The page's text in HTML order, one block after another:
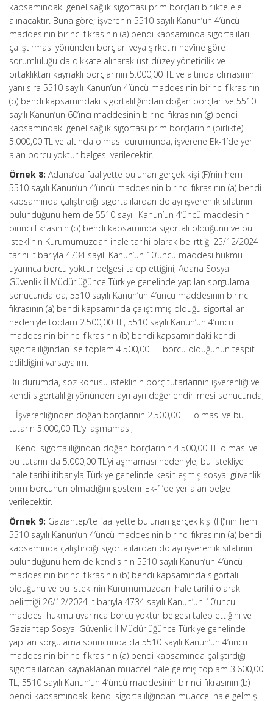
kapsamındaki genel sağlık sigortası prim borçları birlikte ele
alınacaktır. Buna göre; işverenin 5510 sayılı Kanun’un 4’üncü
maddesinin birinci fıkrasının (a) bendi kapsamında sigortalıları
çalıştırması yönünden borçları veya şirketin nev’ine göre
sorumluluğu da dikkate alınarak üst düzey yöneticilik ve
ortaklıktan kaynaklı borçlarının 5.000,00 TL ve altında olmasının
yanı sıra 5510 sayılı Kanun’un 4’üncü maddesinin birinci fıkrasının
(b) bendi kapsamındaki sigortalılığından doğan borçları ve 5510
sayılı Kanun’un 60’ıncı maddesinin birinci fıkrasının (g) bendi
kapsamındaki genel sağlık sigortası prim borçlarının (birlikte)
5.000,00 TL ve altında olması durumunda, işverene Ek-1’de yer
alan borcu yoktur belgesi verilecektir.
Örnek 8: Adana’da faaliyette bulunan gerçek kişi (F)’nin hem
5510 sayılı Kanun’un 4’üncü maddesinin birinci fıkrasının (a) bendi
kapsamında çalıştırdığı sigortalılardan dolayı işverenlik sıfatının
bulunduğunu hem de 5510 sayılı Kanun’un 4’üncü maddesinin
birinci fıkrasının (b) bendi kapsamında sigortalı olduğunu ve bu
isteklinin Kurumumuzdan ihale tarihi olarak belirttiği 25/12/2024
tarihi itibarıyla 4734 sayılı Kanun’un 10’uncu maddesi hükmü
uyarınca borcu yoktur belgesi talep ettiğini, Adana Sosyal
Güvenlik İl Müdürlüğünce Türkiye genelinde yapılan sorgulama
sonucunda da, 5510 sayılı Kanun’un 4’üncü maddesinin birinci
fıkrasının (a) bendi kapsamında çalıştırmış olduğu sigortalılar
nedeniyle toplam 2.500,00 TL, 5510 sayılı Kanun’un 4’üncü
maddesinin birinci fıkrasının (b) bendi kapsamındaki kendi
sigortalılığından ise toplam 4.500,00 TL borcu olduğunun tespit
edildiğini varsayalım.
Bu durumda, söz konusu isteklinin borç tutarlarının işverenliği ve
kendi sigortalılığı yönünden ayrı ayrı değerlendirilmesi sonucunda;
– İşverenliğinden doğan borçlarının 2.500,00 TL olması ve bu
tutarın 5.000,00 TL’yi aşmaması,
– Kendi sigortalılığından doğan borçlarının 4.500,00 TL olması ve
bu tutarın da 5.000,00 TL’yi aşmaması nedeniyle, bu istekliye
ihale tarihi itibarıyla Türkiye genelinde kesinleşmiş sosyal güvenlik
prim borcunun olmadığını gösterir Ek-1’de yer alan belge
verilecektir.
Örnek 9: Gaziantep’te faaliyette bulunan gerçek kişi (H)’nin hem
5510 sayılı Kanun’un 4’üncü maddesinin birinci fıkrasının (a) bendi
kapsamında çalıştırdığı sigortalılardan dolayı işverenlik sıfatının
bulunduğunu hem de kendisinin 5510 sayılı Kanun’un 4’üncü
maddesinin birinci fıkrasının (b) bendi kapsamında sigortalı
olduğunu ve bu isteklinin Kurumumuzdan ihale tarihi olarak
belirttiği 26/12/2024 itibarıyla 4734 sayılı Kanun’un 10’uncu
maddesi hükmü uyarınca borcu yoktur belgesi talep ettiğini ve
Gaziantep Sosyal Güvenlik İl Müdürlüğünce Türkiye genelinde
yapılan sorgulama sonucunda da 5510 sayılı Kanun’un 4’üncü
maddesinin birinci fıkrasının (a) bendi kapsamında çalıştırdığı
sigortalılardan kaynaklanan muaccel hale gelmiş toplam 3.600,00
TL, 5510 sayılı Kanun’un 4’üncü maddesinin birinci fıkrasının (b)
bendi kapsamındaki kendi sigortalılığından muaccel hale gelmiş